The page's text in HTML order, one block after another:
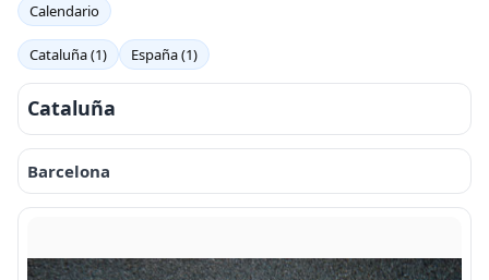
Calendario
Cataluña (1) España (1)
Cataluña
Barcelona